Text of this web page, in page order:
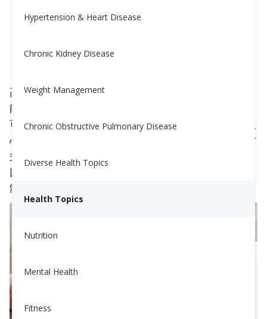
Hypertension & Heart Disease
Chronic Kidney Disease
Weight Management
Chronic Obstructive Pulmonary Disease
Diverse Health Topics
Health Topics
Nutrition
Mental Health
Fitness
如何維持穩定的血壓
Dongwan (Nora) Zhu, MS, RD
高血壓被稱為“默默的殺手”，因為它沒有症狀，但可
能導致嚴重的健康問題。 隨著時間的推移，高血壓
可能會損害您的心臟、血管及其他器官，並增加您患
心臟病或中風的風險。您可能已經改變了一些生活方
式和/或服用了降血壓藥物來幫助降低它。繼續閱讀
以了解
幾個重要的方法來保持穩定的血壓
制住血壓。